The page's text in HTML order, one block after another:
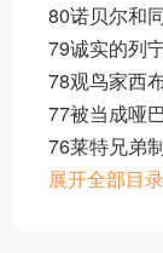
80诺贝尔和
79诚实的列
78观鸟家西
77被当成哑
76莱特兄弟
75莫扎特的成
展开全部目录